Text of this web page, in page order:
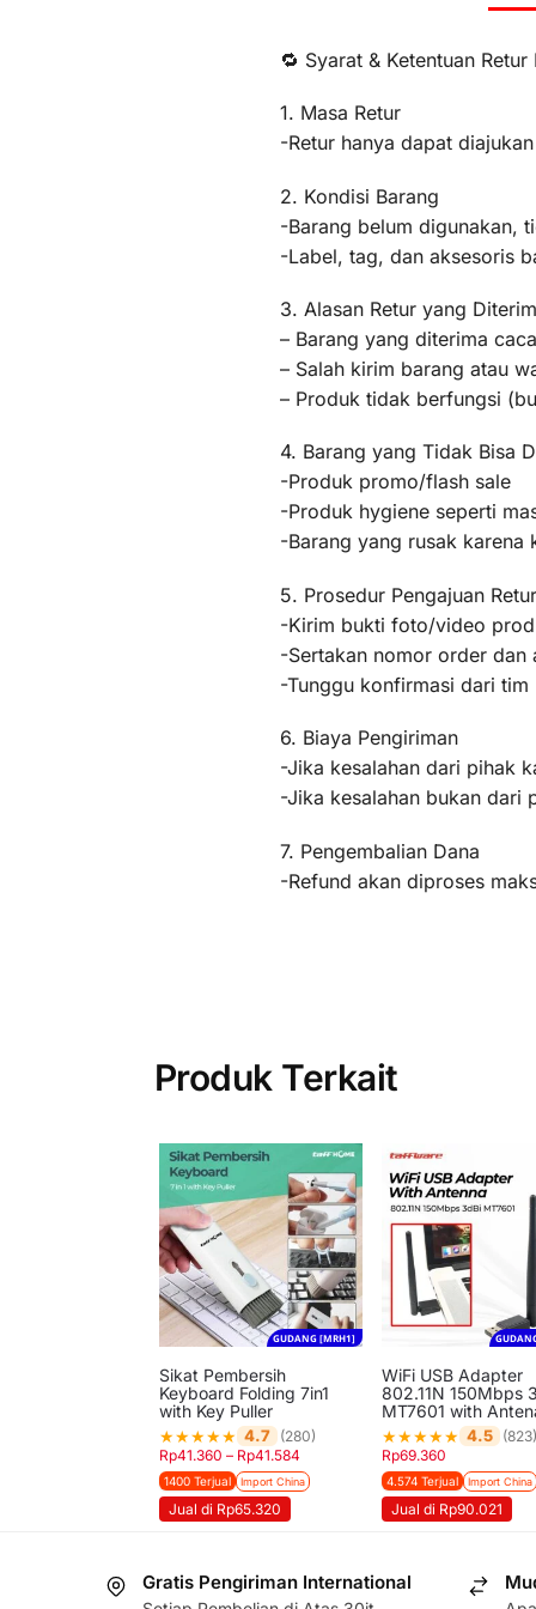
🔁 Syarat & Ketentuan Retur
1. Masa Retur
-Retur hanya dapat
2. Kondisi Barang
-Barang belum digunakan,
-Label, tag, dan aksesoris
3. Alasan Retur yang
– Barang yang diterima
– Salah kirim barang atau
– Produk tidak berfungsi
4. Barang yang Tidak Bisa
-Produk promo/flash sale
-Produk hygiene seperti
-Barang yang rusak karena
5. Prosedur Pengajuan Retur
-Kirim bukti foto/video
-Sertakan nomor order dan
-Tunggu konfirmasi dari
6. Biaya Pengiriman
-Jika kesalahan dari pihak
-Jika kesalahan bukan
7. Pengembalian Dana
-Refund akan diproses
Produk Terkait
GUDANG [MRH1]
Sikat Pembersih
Keyboard Folding 7in1
with Key Puller
★★★★★ 4.7
(280)
Rp41.360 – Rp41.584
1400 Terjual Import China
Jual di Rp65.320
WiFi USB Adapter
802.11N 150Mbps
MT7601 with
★★★★★ 4.5
(823)
Rp69.360
4.574 Terjual Import China
Jual di Rp90.021
Gratis Pengiriman International